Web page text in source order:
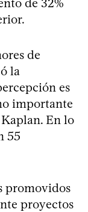
de
la
es
importante
En lo
55
promovidos
proyectos